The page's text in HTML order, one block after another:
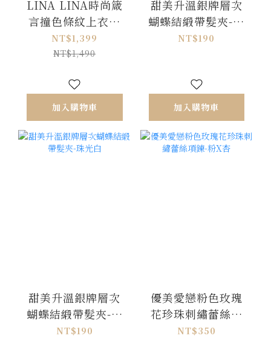
LINA LINA時尚箴
言撞色條紋上衣長
褲兩件組-藍X白
NT$1,399
NT$1,490
加入購物車
甜美升溫銀牌層次
蝴蝶結緞帶髮夾-香
檳粉
NT$190
加入購物車
甜美升溫銀牌層次
蝴蝶結緞帶髮夾-珠
光白
NT$190
優美愛戀粉色玫瑰
花珍珠刺繡蕾絲項
鍊-粉X杏
NT$350